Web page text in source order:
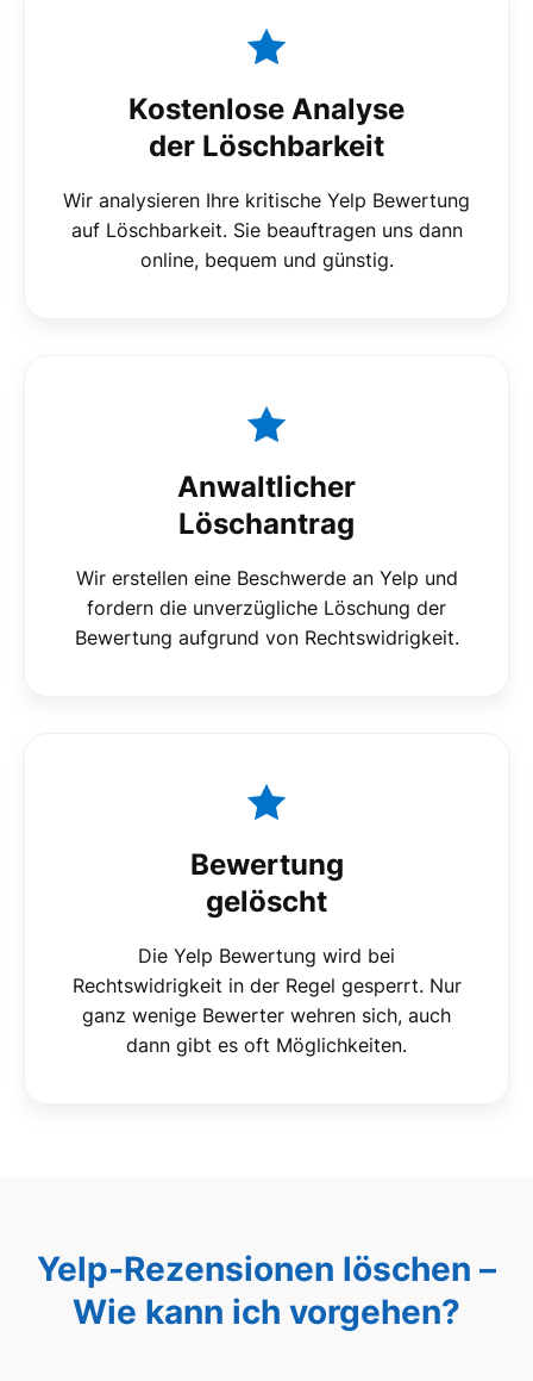
Kostenlose Analyse
der Löschbarkeit
Wir analysieren Ihre kritische Yelp Bewertung
auf Löschbarkeit. Sie beauftragen uns dann
online, bequem und günstig.
Anwaltlicher
Löschantrag
Wir erstellen eine Beschwerde an Yelp und
fordern die unverzügliche Löschung der
Bewertung aufgrund von Rechtswidrigkeit.
Bewertung
gelöscht
Die Yelp Bewertung wird bei
Rechtswidrigkeit in der Regel gesperrt. Nur
ganz wenige Bewerter wehren sich, auch
dann gibt es oft Möglichkeiten.
Yelp-Rezensionen löschen –
Wie kann ich vorgehen?